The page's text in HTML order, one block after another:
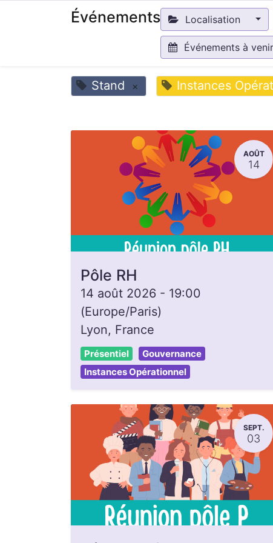
Événements Localisation
Événements à venir
Stand × Instances
AOÛT
14
Pôle RH
14 août 2026 - 19:00
(Europe/Paris)
Lyon, France
Présentiel
Gouvernance
Instances Opérationnel
SEPT.
03